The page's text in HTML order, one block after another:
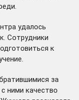
удалось
Сотрудники
к
за
ними качество